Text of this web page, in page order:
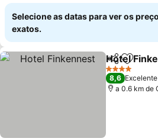
Selecione as datas para ver os
exatos.
Partilhar
Hotel
4 Estrelas
8,6 Excelente
a 0.6 km de